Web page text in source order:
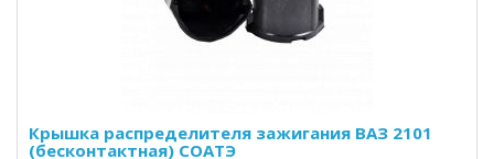
Крышка распределителя зажигания ВАЗ 2101
(бесконтактная) СОАТЭ